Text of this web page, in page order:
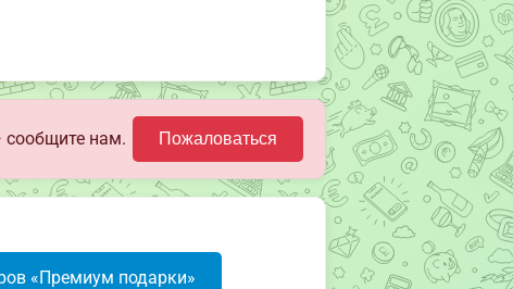
сообщите нам. Пожаловаться
«Премиум подарки»